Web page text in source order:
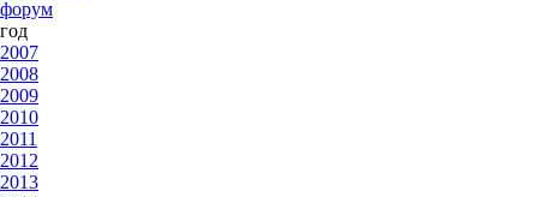
форум
год
2007
2008
2009
2010
2011
2012
2013